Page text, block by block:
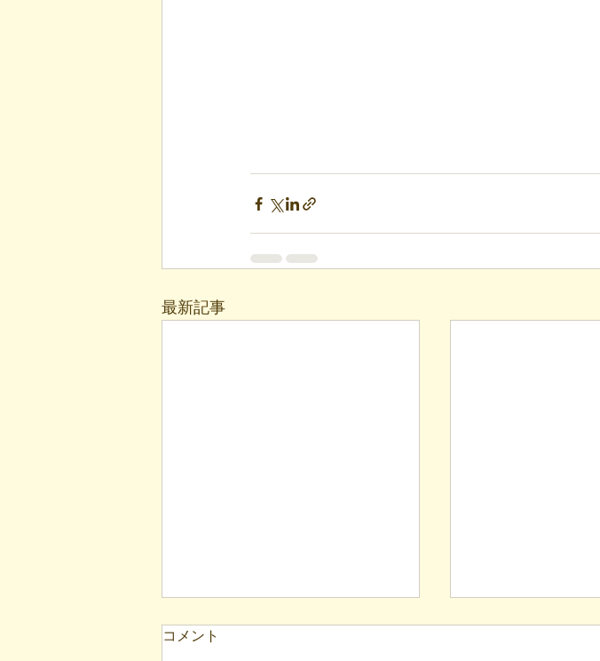
最新記事
【代表ブログ】アメフトの戦
コメント